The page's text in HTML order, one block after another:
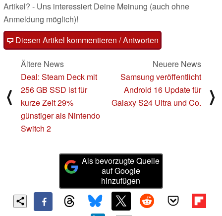
Artikel? - Uns interessiert Deine Meinung (auch ohne
Anmeldung möglich)!
Diesen Artikel kommentieren / Antworten
⟨
Ältere News
Deal: Steam Deck mit
256 GB SSD ist für
kurze Zeit 29%
günstiger als Nintendo
Switch 2
Neuere News
Samsung veröffentlicht
Android 16 Update für
Galaxy S24 Ultra und Co.
⟩
Als bevorzugte Quelle
auf Google
hinzufügen